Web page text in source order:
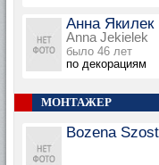
Анна Якилек
Anna Jekielek
было 46 лет
по декорациям
МОНТАЖЕР
Bozena